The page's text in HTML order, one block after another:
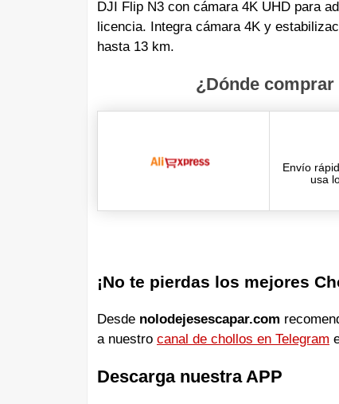
DJI Flip N3 con cámara 4K UHD para
licencia. Integra cámara 4K y
hasta 13 km.
¿Dónde
Envío
usa
¡No te pierdas los mejores
Desde nolodejesescapar.com
a nuestro canal de chollos en Telegram
Descarga nuestra APP